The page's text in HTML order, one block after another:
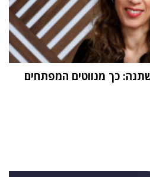
כך מנווטים המפתחים